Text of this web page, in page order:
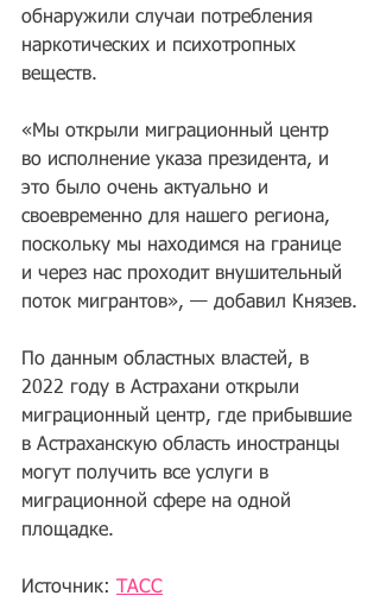
обнаружили случаи потребления
наркотических и психотропных
веществ.
«Мы открыли миграционный центр
во исполнение указа президента, и
это было очень актуально и
своевременно для нашего региона,
поскольку мы находимся на границе
и через нас проходит внушительный
поток мигрантов», — добавил Князев.
По данным областных властей, в
2022 году в Астрахани открыли
миграционный центр, где прибывшие
в Астраханскую область иностранцы
могут получить все услуги в
миграционной сфере на одной
площадке.
Источник: ТАСС